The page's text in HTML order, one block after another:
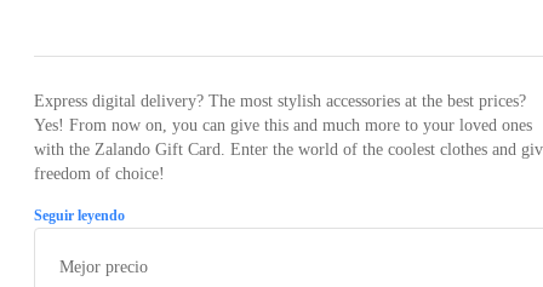
Express digital delivery? The most stylish accessories at the best prices?
Yes! From now on, you can give this and much more to your loved ones
with the Zalando Gift Card. Enter the world of the coolest clothes and
freedom of choice!
Seguir leyendo
Mejor precio